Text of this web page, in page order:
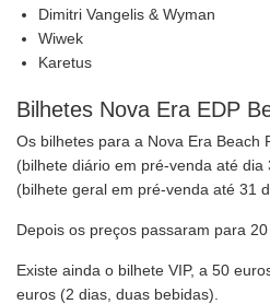
Dimitri Vangelis & Wyman
Wiwek
Karetus
Bilhetes Nova Era EDP
Os bilhetes para a Nova Era Beach
(bilhete diário em pré-venda até
(bilhete geral em pré-venda até 31
Depois os preços passaram para
Existe ainda o bilhete VIP, a 50
euros (2 dias, duas bebidas).